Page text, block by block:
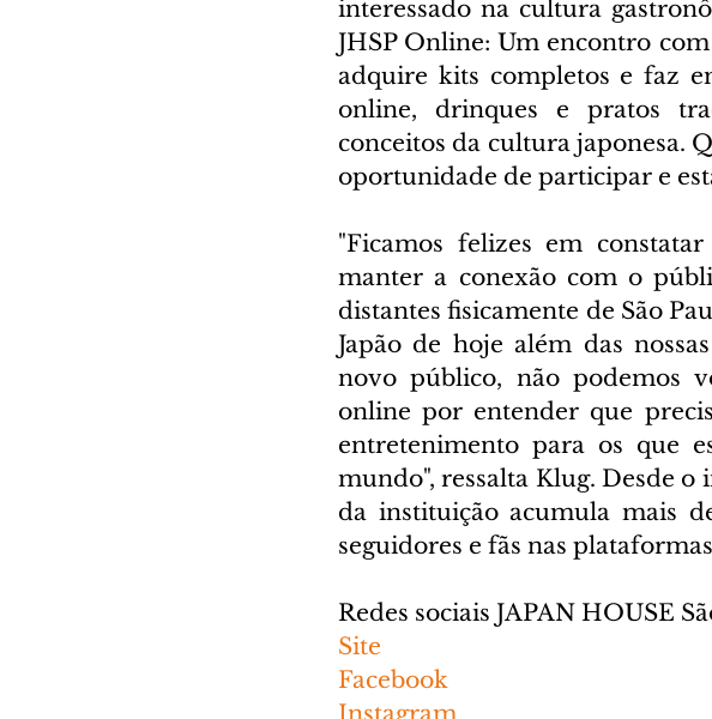
interessado na cultura
JHSP Online: Um encontro
adquire kits completos e faz
online, drinques e pratos
conceitos da cultura japonesa.
oportunidade de participar e
"Ficamos felizes em
manter a conexão com o
distantes fisicamente de São
Japão de hoje além das
novo público, não podemos
online por entender que
entretenimento para os que
mundo", ressalta Klug. Desde o
da instituição acumula mais
seguidores e fãs nas
Redes sociais JAPAN HOUSE
Site
Facebook